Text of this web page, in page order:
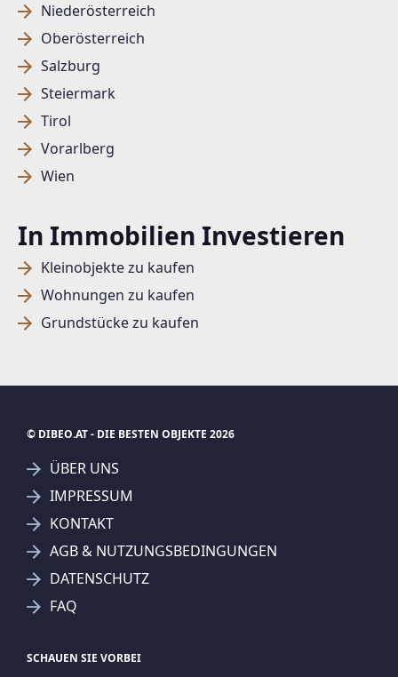
Niederösterreich
Oberösterreich
Salzburg
Steiermark
Tirol
Vorarlberg
Wien
In Immobilien Investieren
Kleinobjekte zu kaufen
Wohnungen zu kaufen
Grundstücke zu kaufen
Jetzt Suchagent anlegen
AKTUELLEN SUCHKRITERIEN
EHL Wohnen GmbH
Treffer verfeinern
Ich stimme der Verarbeitung meiner Daten, wie
in denDatenschutzbestimmungen
zu.
© DIBEO.AT - DIE BESTEN OBJEKTE 2026
ÜBER UNS
IMPRESSUM
KONTAKT
AGB & NUTZUNGSBEDINGUNGEN
DATENSCHUTZ
FAQ
SCHAUEN SIE VORBEI